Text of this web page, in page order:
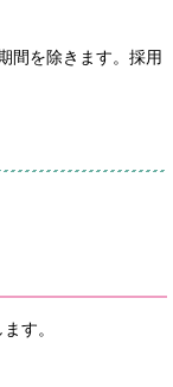
間を除きます。採用
す。